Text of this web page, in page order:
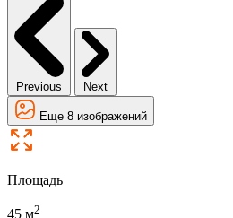
Previous Next
Еще 8 изображений
Площадь
45 м2